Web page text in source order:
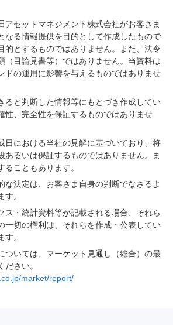
アセットマネジメント株式会社がお客さま
なる情報提供を目的として作成したもので
的とするものではありません。また、法令
（目論見書等）ではありません。当資料は
ドの運用に影響を与えるものではありませ
ると判断した情報等にもとづき作成してい
性、完全性を保証するものではありませ
日における当社の見解に基づいており、将
あるいは保証するものではありません。ま
ることもあります。
な決定は、お客さま自身の判断でなさるよ
。
ス・統計資料等が記載される場合、それら
一切の権利は、それらを作成・公表してい
。
ついては、マーケット見通し（総合）の最
さい。
market/report/